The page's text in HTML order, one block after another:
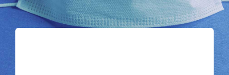
ACCÈS ET CONTACT